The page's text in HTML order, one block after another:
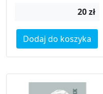
20 zł
Dodaj do koszyka